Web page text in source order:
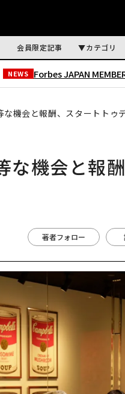
会員限定記事 カテゴリ
NEWS Forbes JAPAN
な機会と報酬、スタートトゥ
な機会と報
著者フォロー